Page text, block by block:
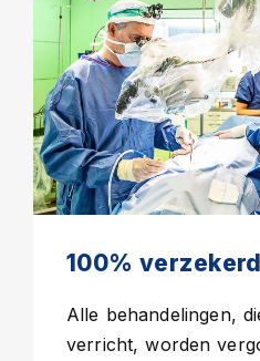
100%
Alle behandelingen,
verricht, worden